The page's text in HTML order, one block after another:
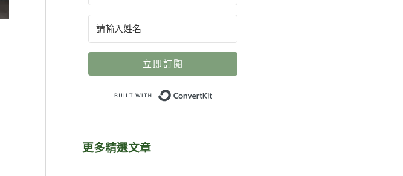
立即訂閱
更多精選文章